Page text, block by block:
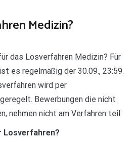
Medizin?
das Losverfahren Medizin? Für
es regelmäßig der 30.09., 23:59.
wird per
Bewerbungen die nicht
nehmen nicht am Verfahren teil.
Losverfahren?